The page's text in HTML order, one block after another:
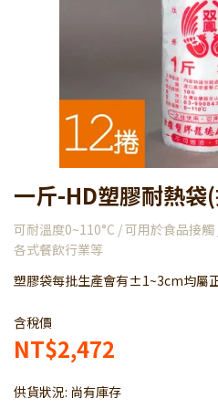
一斤-HD塑膠耐熱袋
可耐溫度0~110°C / 可用於食品接
各式餐飲行業等
塑膠袋每批生產會有±1~3cm均屬
含稅價
NT$2,472
供貨狀況: 尚有庫存